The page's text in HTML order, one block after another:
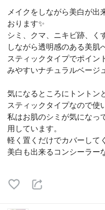
メイクをしながら美白が出
おります✨
シミ、クマ、ニキビ跡、く
しながら透明感のある美肌
スティックタイプでポイン
みやすいナチュラルベージ
気になるところにトントン
スティックタイプなので使
私はお肌のシミが気になっ
用しています。
軽く置くだけでカバーして
美白も出来るコンシーラー